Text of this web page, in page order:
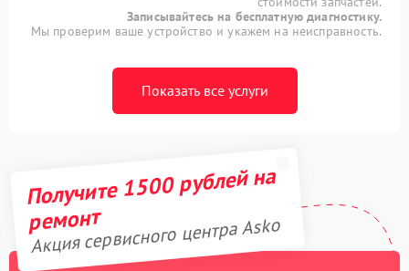
Записывайтесь на бесплатную диагностику.
Мы проверим ваше устройство и укажем на неисправность.
Показать все услуги
Получите 1500 рублей на
ремонт
Акция сервисного центра Asko